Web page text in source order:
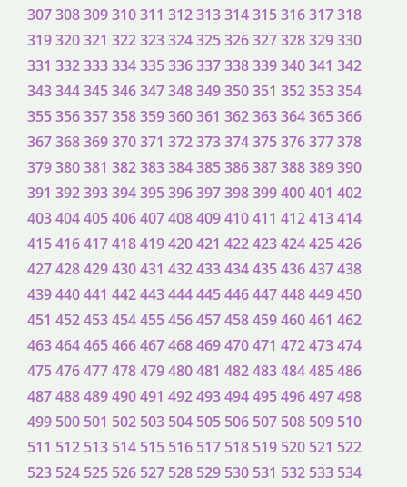
307308309310311 312313314315316317318
319320321 322323324325326327328329330
331 332333334335336337338339340341 342
343344345346347348349350351 352353354
355356357358359360361 362363364365366
367368369370371 372373374375376377378
379380381 382383384385386387388389390
391 392393394395396397398399400401 402
403404405406407408409410411 412413414
415416417418419420421 422423424425426
427428429430431 432433434435436437438
439440441 442443444445446447448449450
451 452453454455456457458459460461 462
463464465466467468469470471 472473474
475476477478479480481 482483484485486
487488489490491 492493494495496497498
499 500 501 502 503 504 505 506 507 508 509 510
511 512 513 514 515 516 517 518 519 520 521 522
523 524 525 526 527 528 529 530 531 532 533 534